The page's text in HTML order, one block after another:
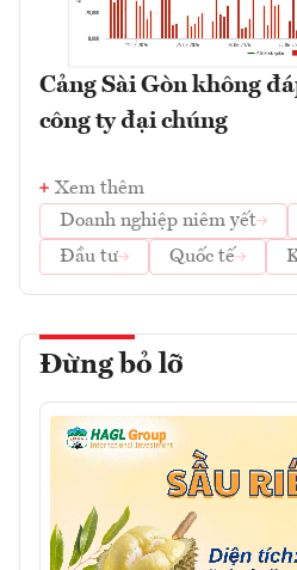
Cảng Sài Gòn không
công ty đại chúng
Xem thêm
Doanh nghiệp niêm yết
Đầu tư
Quốc tế
Đừng bỏ lỡ